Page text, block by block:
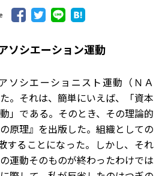
ソシエーション運動
ソシエーショニスト運動（ＮＡ
。それは、簡単にいえば、「資本
」である。そのとき、その理論的
原理』を出版した。組織としての
することになった。しかし、それ
運動そのものが終わったわけでは